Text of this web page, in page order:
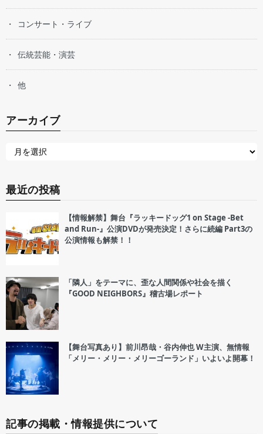
コンサート・ライブ
伝統芸能・演芸
他
アーカイブ
最近の投稿
【情報解禁】舞台『ラッキードッグ1 on Stage -Bet
and Run-』公演DVDが発売決定！さらに続編 Part3の
公演情報も解禁！！
「隣人」をテーマに、歪な人間関係や社会を描く
『GOOD NEIGHBORS』稽古場レポート
【舞台写真あり】前川昂哉・谷内伸也 W主演、無情報
「メリー・メリー・メリーゴーランド」いよいよ開幕！
記事の掲載・情報提供について